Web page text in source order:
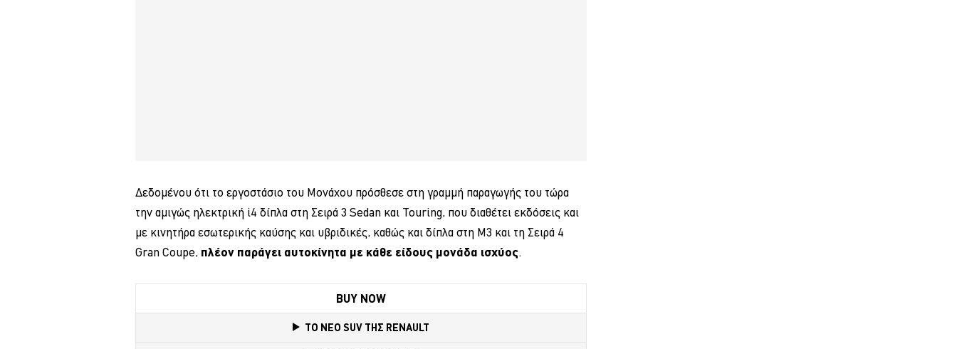
Δεδομένου ότι το εργοστάσιο του Μονάχου πρόσθεσε στη γραμμή παραγωγής του τώρα
την αμιγώς ηλεκτρική i4 δίπλα στη Σειρά 3 Sedan και Touring, που διαθέτει εκδόσεις και
με κινητήρα εσωτερικής καύσης και υβριδικές, καθώς και δίπλα στη M3 και τη Σειρά 4
Gran Coupe, πλέον παράγει αυτοκίνητα με κάθε είδους μονάδα ισχύος.
BUY NOW
TO NEO SUV ΤΗΣ RENAULT